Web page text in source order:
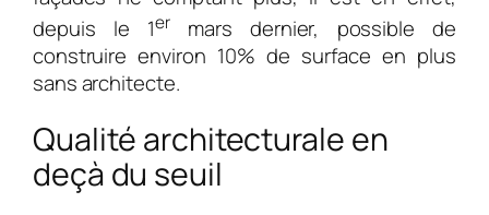
depuis le 1ermars dernier, possible de
construire environ 10% de surface en plus
sans architecte.
Qualité architecturale en
deçà du seuil